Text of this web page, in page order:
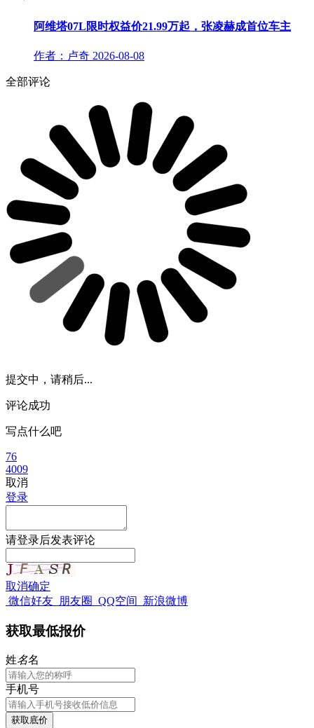
阿维塔07L限时权益价21.99万起，张凌赫成首位车主
作者：卢奇 2026-08-08
全部评论
提交中，请稍后...
评论成功
写点什么吧
76
4009
取消
登录
请登录后发表评论
取消确定
微信好友 朋友圈 QQ空间 新浪微博
获取最低报价
姓名名
手机号
获取底价